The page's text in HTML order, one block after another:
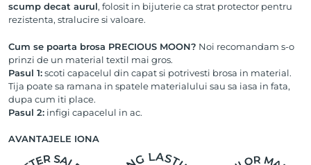
scump decat aurul, folosit in bijuterie ca strat protector pentru
rezistenta, stralucire si valoare.
Cum se poarta brosa PRECIOUS MOON? Noi recomandam s-o
prinzi de un material textil mai gros.
Pasul 1:scoti capacelul din capat si potrivesti brosa in material.
Tija poate sa ramana in spatele materialului sau sa iasa in fata,
dupa cum iti place.
Pasul 2: infigi capacelul in ac.
AVANTAJELE IONA